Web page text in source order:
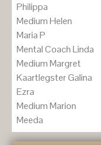
Philippa
Medium Helen
Maria P
Mental Coach Linda
Medium Margret
Kaartlegster Galina
Ezra
Medium Marion
Meeda